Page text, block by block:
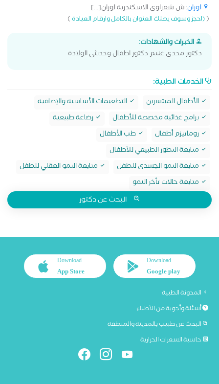
لوران: ش شعراوى الاسكندرية لوران[...]
((احجز وسوف يصلك العنوان بالكامل وارقام العيادة)
الخبرات والشهادات:
دكتور مجدى غنيم دكتور اطفال وحديثي الولادة
الخدمات الطبية:
الأطفال المبتسرين
التطعيمات الأساسية والإضافية
برامج غذائية مخصصة للأطفال
رضاعة طبيعية
روماتيزم أطفال
طب الأطفال
متابعة التطور الطبيعي للأطفال
متابعة النمو الجسدي للطفل
متابعة النمو العقلي للطفل
متابعة حالات تأخر النمو
البحث عن دكتور
Download
Google play
Download
App Store
المدونة الطبية
أسئلة وأجوبة من الأطباء
البحث عن طبيب بالمدينة والمنطقة
حاسبة السعرات الحرارية